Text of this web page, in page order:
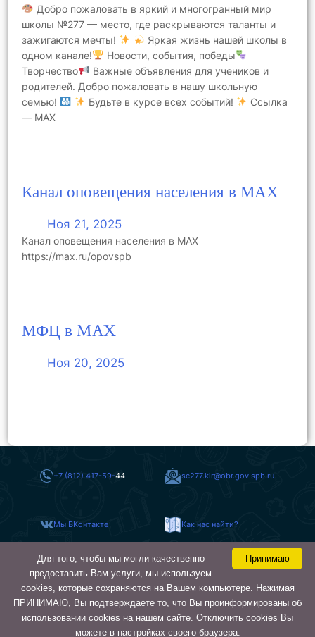
Добро пожаловать в яркий и многогранный мир
школы №277 — место, где раскрываются таланты и
зажигаются мечты!
Яркая жизнь нашей школы в
одном канале!
Новости, события, победы
Творчество
Важные объявления для учеников и
родителей. Добро пожаловать в нашу школьную
семью!
Будьте в курсе всех событий!
Ссылка
— MAX
Канал оповещения населения в МАХ
Ноя 21, 2025
Канал оповещения населения в МАХ
https://max.ru/opovspb
МФЦ в MAX
Ноя 20, 2025
+7 (812) 417-59-44 sc277.kir@obr.gov.spb.ru
Мы ВКонтакте Как нас найти?
Карта сайта
ГБОУ СОШ № 277 Кировского
района
© 2026
Принимаю
Для того, чтобы мы могли качественно
предоставить Вам услуги, мы используем
cookies, которые сохраняются на Вашем компьютере. Нажимая
ПРИНИМАЮ, Вы подтверждаете то, что Вы проинформированы об
использовании cookies на нашем сайте. Отключить cookies Вы
можете в настройках своего браузера.